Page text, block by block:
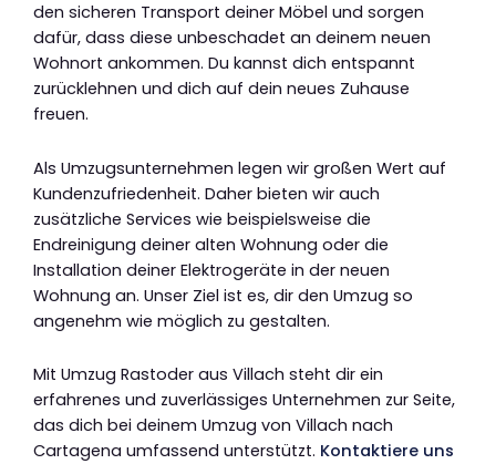
den sicheren Transport deiner Möbel und sorgen
dafür, dass diese unbeschadet an deinem neuen
Wohnort ankommen. Du kannst dich entspannt
zurücklehnen und dich auf dein neues Zuhause
freuen.
Als Umzugsunternehmen legen wir großen Wert auf
Kundenzufriedenheit. Daher bieten wir auch
zusätzliche Services wie beispielsweise die
Endreinigung deiner alten Wohnung oder die
Installation deiner Elektrogeräte in der neuen
Wohnung an. Unser Ziel ist es, dir den Umzug so
angenehm wie möglich zu gestalten.
Mit Umzug Rastoder aus Villach steht dir ein
erfahrenes und zuverlässiges Unternehmen zur Seite,
das dich bei deinem Umzug von Villach nach
Cartagena umfassend unterstützt. Kontaktiere uns